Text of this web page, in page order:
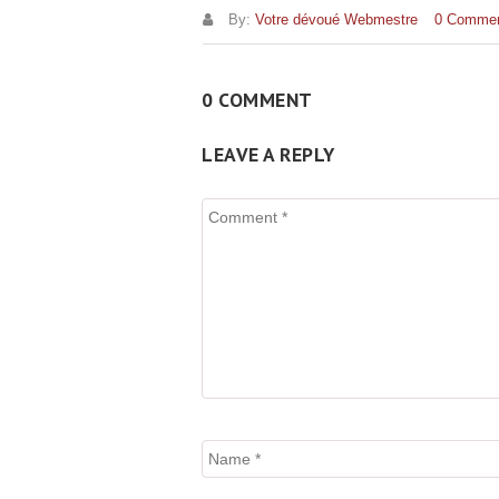
By: Votre dévoué Webmestre 0
0 COMMENT
LEAVE A REPLY